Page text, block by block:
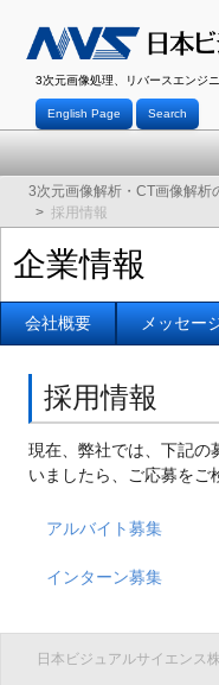
3次元画像処理、リバースエンジ
English Page Search
3次元画像解析・CT画像解析
採用情報
企業情報
会社概要 メッセー
採用情報
現在、弊社では、下記の
いましたら、ご応募をご
アルバイト募集
インターン募集
日本ビジュアルサイエンス